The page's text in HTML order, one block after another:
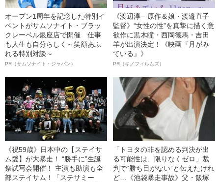
オープン1周年を記念した特別イ
ベントがサムソナイト・ブラッ
クレーベル銀座店で開催 仕事
も人生も自分らしく～笑顔あふ
れる特別対談～
PR（サムソナイト・ジャパン）
《渡辺淳一原作＆娘・渡邉直子
監督》“女性の性”を真摯に描く意
欲作に黒木瞳・西岡德馬・吉田
羊が出演決定！《映画『月がみ
ている』》
PR（キノフィルムズ）
《祝59歳》日本中の【ステイサ
ム愛】が大暴走！ “勝手に”生誕
祭試写会開催！ 主演も助演も全
部ステイサム！「ステサミー
「トヨタの非を認める判決が出
る可能性は、限りなくゼロ」裁
判で“勝ち目がない”と伝えたけれ
ど…《池袋暴走事故》父・飯塚